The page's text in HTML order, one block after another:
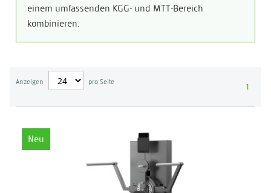
einem umfassenden KGG- und MTT-Bereich
kombinieren.
Anzeigen pro Seite 1
Neu